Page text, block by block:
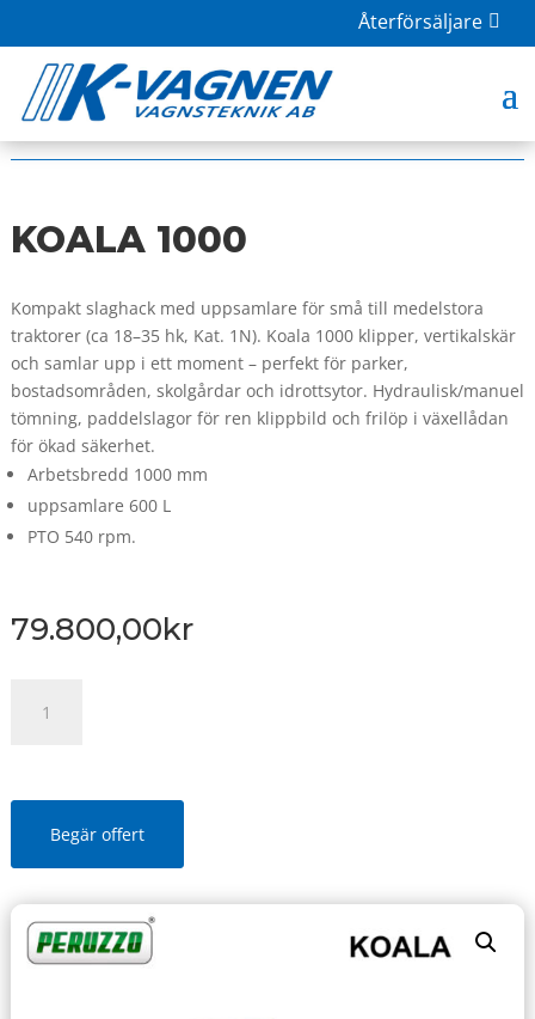
Återförsäljare
HOME | BUTIK|PERUZZO| KOALA 1000
KOALA 1000
Kompakt slaghack med uppsamlare för små till medelstora
traktorer (ca 18–35 hk, Kat. 1N). Koala 1000 klipper, vertikalskär
och samlar upp i ett moment – perfekt för parker,
bostadsområden, skolgårdar och idrottsytor. Hydraulisk/manuel
tömning, paddelslagor för ren klippbild och frilöp i växellådan
för ökad säkerhet.
Arbetsbredd 1000 mm
uppsamlare 600 L
PTO 540 rpm.
79.800,00kr
1000
Begär offert